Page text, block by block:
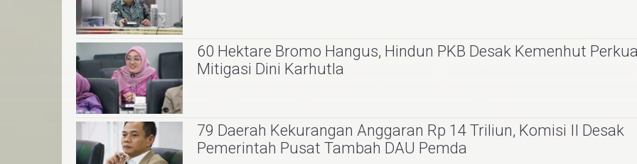
60 Hektare Bromo Hangus, Hindun PKB Desak Kemenhut
Mitigasi Dini Karhutla
79 Daerah Kekurangan Anggaran Rp 14 Triliun, Komisi II Desak
Pemerintah Pusat Tambah DAU Pemda